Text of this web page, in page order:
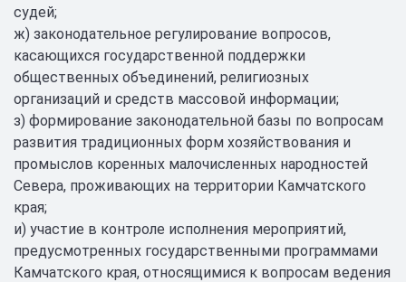
судей;
ж) законодательное регулирование вопросов,
касающихся государственной поддержки
общественных объединений, религиозных
организаций и средств массовой информации;
з) формирование законодательной базы по вопросам
развития традиционных форм хозяйствования и
промыслов коренных малочисленных народностей
Севера, проживающих на территории Камчатского
края;
и) участие в контроле исполнения мероприятий,
предусмотренных государственными программами
Камчатского края, относящимися к вопросам ведения